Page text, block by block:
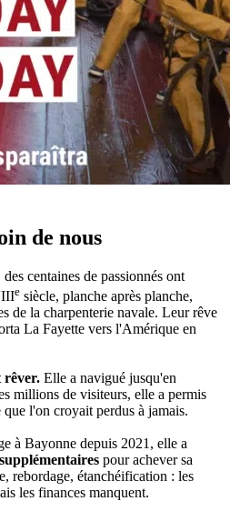
de nous
des centaines de passionnés ont
e siècle, planche après planche,
de la charpenterie navale. Leur rêve
La Fayette vers l'Amérique en
rêver. Elle a navigué jusqu'en
millions de visiteurs, elle a permis
l'on croyait perdus à jamais.
à Bayonne depuis 2021, elle a
pour achever sa
rebordage, étanchéification : les
les finances manquent.